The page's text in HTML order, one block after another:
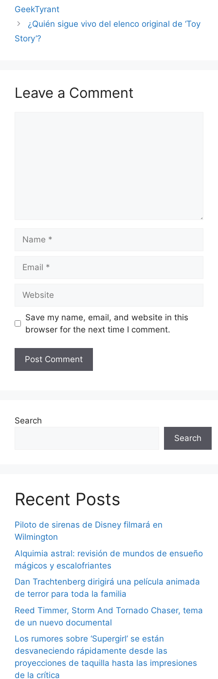
GeekTyrant
¿Quién sigue vivo del elenco original de ‘Toy
Story’?
Leave a Comment
Save my name, email, and website in this
browser for the next time I comment.
Search
Search
Recent Posts
Piloto de sirenas de Disney filmará en
Wilmington
Alquimia astral: revisión de mundos de ensueño
mágicos y escalofriantes
Dan Trachtenberg dirigirá una película animada
de terror para toda la familia
Reed Timmer, Storm And Tornado Chaser, tema
de un nuevo documental
Los rumores sobre ‘Supergirl’ se están
desvaneciendo rápidamente desde las
proyecciones de taquilla hasta las impresiones
de la crítica